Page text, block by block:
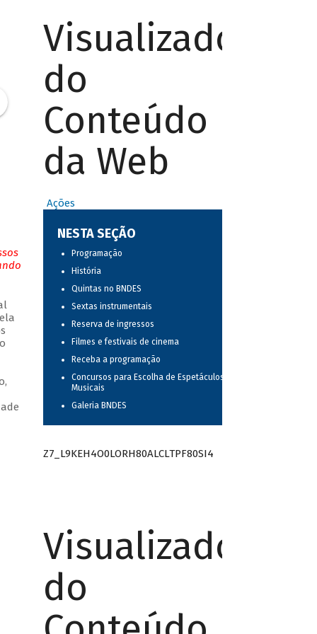
Visualizador
do
Conteúdo
da Web
Ações
NESTA SEÇÃO
Programação
História
Quintas no BNDES
Sextas instrumentais
Reserva de ingressos
Filmes e festivais de cinema
Receba a programação
Concursos para Escolha de Espetáculos
Musicais
Galeria BNDES
Z7_L9KEH4O0LORH80ALCLTPF80SI4
Visualizador
do